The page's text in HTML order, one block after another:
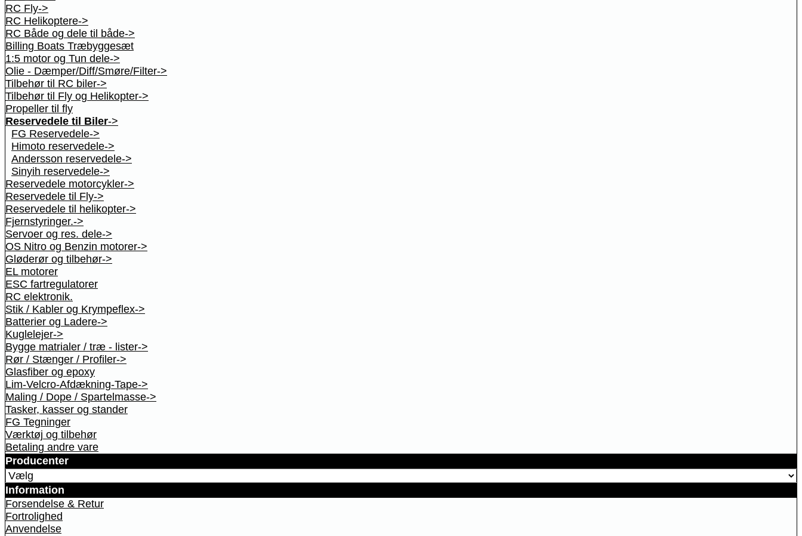
RC Fly->
RC Helikoptere->
RC Både og dele til både->
Billing Boats Træbyggesæt
1:5 motor og Tun dele->
Olie - Dæmper/Diff/Smøre/Filter->
Tilbehør til RC biler->
Tilbehør til Fly og Helikopter->
Propeller til fly
Reservedele til Biler->
FG Reservedele->
Himoto reservedele->
Andersson reservedele->
Sinyih reservedele->
Reservedele motorcykler->
Reservedele til Fly->
Reservedele til helikopter->
Fjernstyringer.->
Servoer og res. dele->
OS Nitro og Benzin motorer->
Gløderør og tilbehør->
EL motorer
ESC fartregulatorer
RC elektronik.
Stik / Kabler og Krympeflex->
Batterier og Ladere->
Kuglelejer->
Bygge matrialer / træ - lister->
Rør / Stænger / Profiler->
Glasfiber og epoxy
Lim-Velcro-Afdækning-Tape->
Maling / Dope / Spartelmasse->
Tasker, kasser og stander
FG Tegninger
Værktøj og tilbehør
Betaling andre vare
Producenter
Information
Forsendelse & Retur
Fortrolighed
Anvendelse